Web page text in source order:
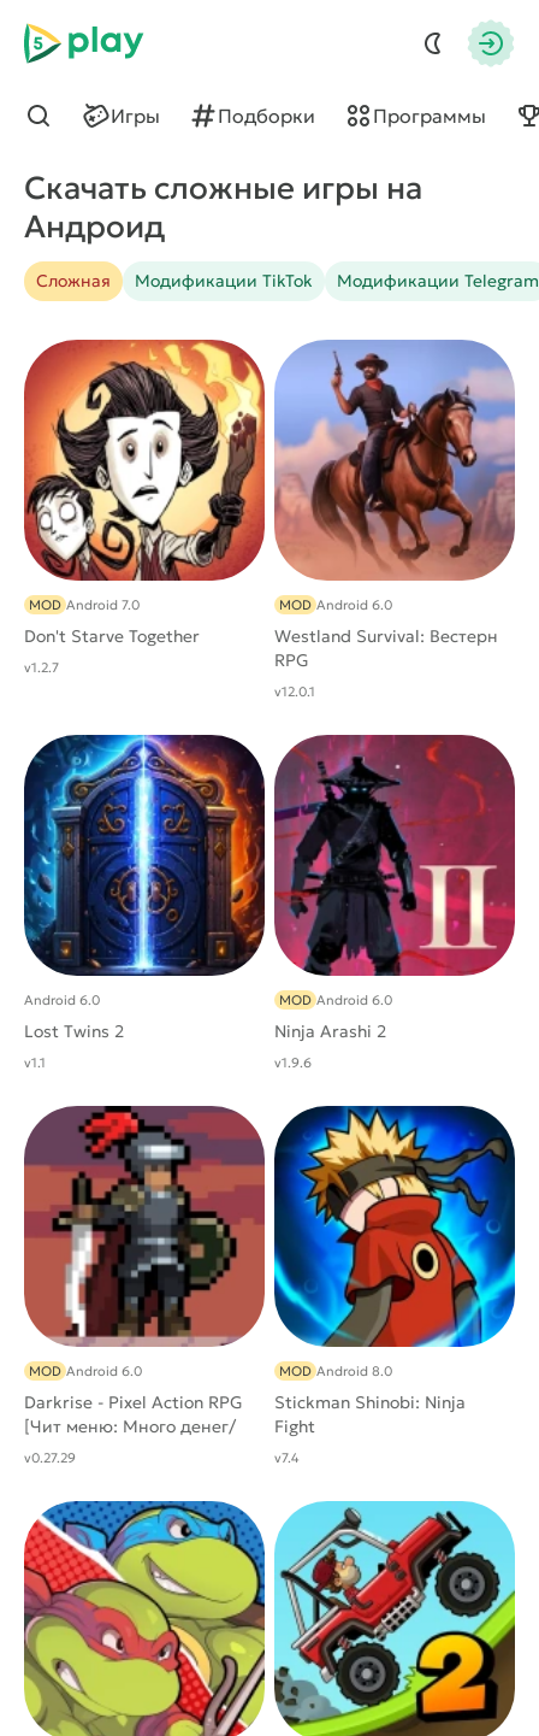
5play
Игры Подборки Программы
Найти
Скачать сложные игры на
Андроид
Модификации TikTok Модификации Telegram
Сложная
Don't Starve Together
MOD Android 7.0
v1.2.7
Westland Survival: Вестерн
RPG
MOD Android 6.0
v12.0.1
Lost Twins 2
Android 6.0
v1.1
Ninja Arashi 2
MOD Android 6.0
v1.9.6
Darkrise - Pixel Action RPG
[Чит меню: Много денег/
маны, Слабые враги]
MOD Android 6.0
v0.27.29
Stickman Shinobi: Ninja
Fight
MOD Android 8.0
v7.4